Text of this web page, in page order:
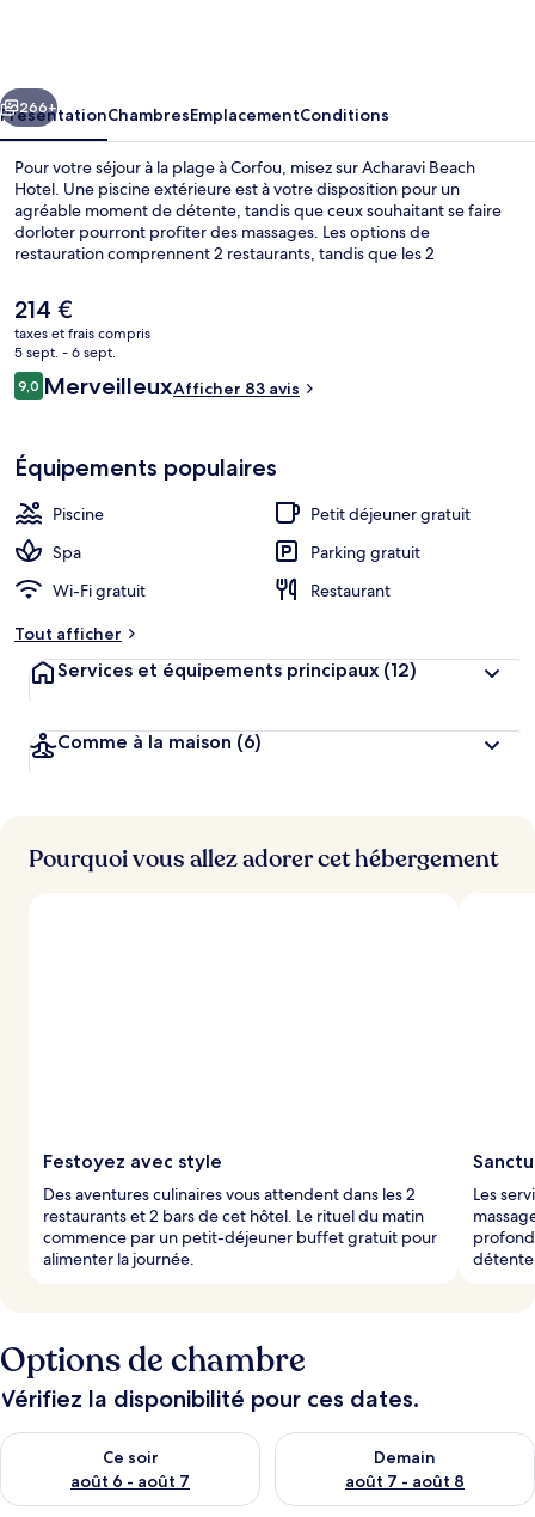
Suivant
266+
PrésentationChambresEmplacementConditions
Pour votre séjour à la plage à Corfou, misez sur Acharavi Beach
Hotel. Une piscine extérieure est à votre disposition pour un
agréable moment de détente, tandis que ceux souhaitant se faire
dorloter pourront profiter des massages. Les options de
restauration comprennent 2 restaurants, tandis que les 2
menu des petits plus offerts sur place, on trouve un bar en bord de
piscine, une piscine pour enfants et un snack-bar/une épicerie fine.
Sympa non ?
Le
prix
actuel
est
de
214 €
taxes et frais compris
5 sept. - 6 sept.
Avis
voyageurs
9,09,0 sur 10
MerveilleuxAfficher 83 avis
Équipements populaires
Piscine
Petit déjeuner gratuit
Spa
Parking gratuit
Wi-Fi gratuit
Restaurant
Tout afficher
Services et équipements principaux (12)
Comme à la maison (6)
Pourquoi vous allez adorer cet hébergement
Festoyez avec style
Des aventures culinaires vous attendent dans les 2
restaurants et 2 bars de cet hôtel. Le rituel du matin
commence par un petit-déjeuner buffet gratuit pour
alimenter la journée.
Les
Options de chambre
Vérifiez la disponibilité pour ces dates.
Ce soir
août 6 - août 7
Vérifier la disponibilité pour ce soir août 6 - août 7
Demain
août 7 - août 8
Vérifier la disponibilité pour